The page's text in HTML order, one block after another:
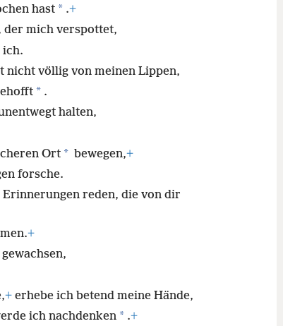
hast * .+
der mich verspottet,
ich.
nicht völlig von meinen Lippen,
* .
halten,
Ort * bewegen,+
forsche.
reden, die von dir
+
+ erhebe ich betend meine Hände,
ich nachdenken * .+